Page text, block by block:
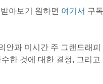
아보기 원하면 여기서 구독
안과 미시간 주 그랜드래피
한 것에 대한 결정, 그리고